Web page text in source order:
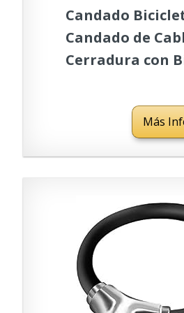
Candado
Candado de
Cerradura con
Candados
Bicicletas Ideal
Bicicleta
Más